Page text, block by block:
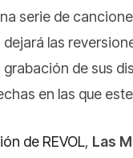
serie de
dejará las
de sus
en las que
de REVOL, Las